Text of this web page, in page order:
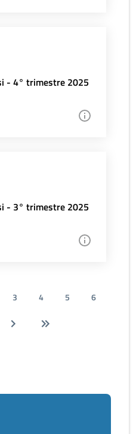
- 4° trimestre 2025
- 3° trimestre 2025
3 4 5
6